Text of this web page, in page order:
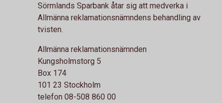
Sörmlands Sparbank åtar sig att medverka i
Allmänna reklamationsnämndens behandling av
tvisten.
Allmänna reklamationsnämnden
Kungsholmstorg 5
Box 174
101 23 Stockholm
telefon 08-508 860 00